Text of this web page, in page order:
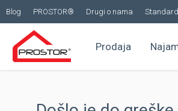
Blog PROSTOR® Drugi o nama
Prodaja